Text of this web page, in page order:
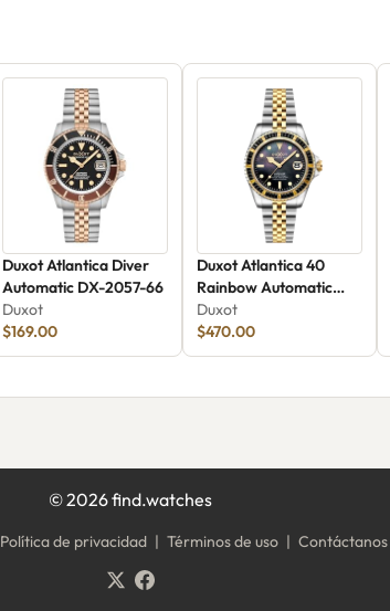
Duxot Atlantica Diver
Automatic DX-2057-66
Duxot
$169.00
Duxot Atlantica 40
Rainbow Automatic
DX-2077-22
Duxot
$470.00
©2026find.watches
Política de privacidad | Términos de uso | Contáctanos